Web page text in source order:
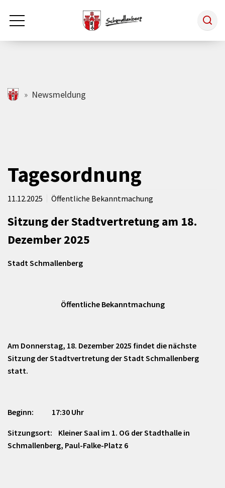
Zum Hauptinhalt springen
Rathaus & Politik
Freizeit & Kultur
Wirtschaft
schmallenberg.de
Newsmeldung
Tagesordnung
11.12.2025 Öffentliche Bekanntmachung
Sitzung der Stadtvertretung am 18.
Dezember 2025
Stadt Schmallenberg
Öffentliche Bekanntmachung
Am Donnerstag, 18. Dezember 2025 findet die nächste
Sitzung der Stadtvertretung der Stadt Schmallenberg
statt.
Beginn: 17:30 Uhr
Sitzungsort: Kleiner Saal im 1. OG der Stadthalle in
Schmallenberg, Paul-Falke-Platz 6